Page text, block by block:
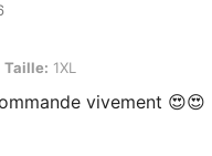
1XL
Taille: 1XL
vivement 😍😍